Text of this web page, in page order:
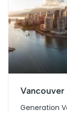
Vancouver
Generation